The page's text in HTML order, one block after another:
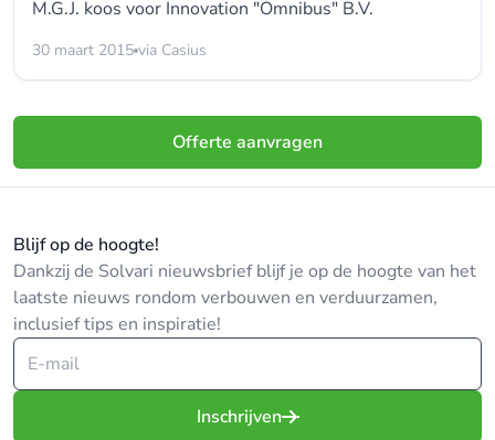
M.G.J. koos voor Innovation "Omnibus" B.V.
30 maart 2015 via Casius
Offerte aanvragen
Blijf op de hoogte!
Dankzij de Solvari nieuwsbrief blijf je op de hoogte van het
laatste nieuws rondom verbouwen en verduurzamen,
inclusief tips en inspiratie!
Inschrijven